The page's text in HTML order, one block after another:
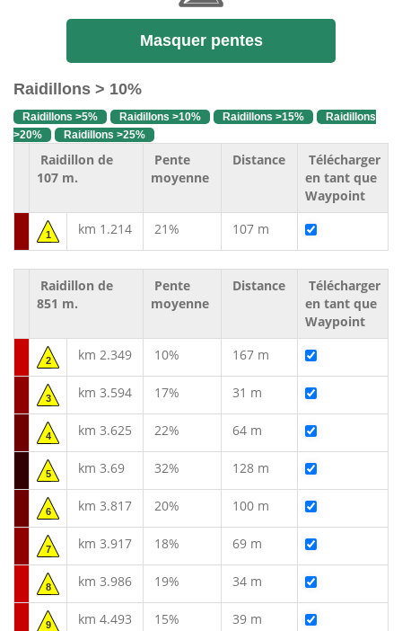
Masquer pentes
Raidillons > 10%
Raidillons >5% Raidillons >10% Raidillons >15%
Raidillons
>20%
Raidillons >25%
Raidillon de
107 m.
Pente
moyenne
Distance
Télécharger
en tant que
Waypoint
1 km 1.214 21% 107 m
Raidillon de
851 m.
Pente
moyenne
Distance
Télécharger
en tant que
Waypoint
2 km 2.349 10% 167 m
3 km 3.594 17% 31 m
4 km 3.625 22% 64 m
5 km 3.69 32% 128 m
6 km 3.817 20% 100 m
7 km 3.917 18% 69 m
8 km 3.986 19% 34 m
9 km 4.493 15% 39 m